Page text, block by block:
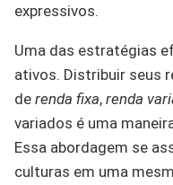
expressivos.
Uma das estratégias
ativos. Distribuir seus
de renda fixa, renda
variados é uma
Essa abordagem se
culturas em uma